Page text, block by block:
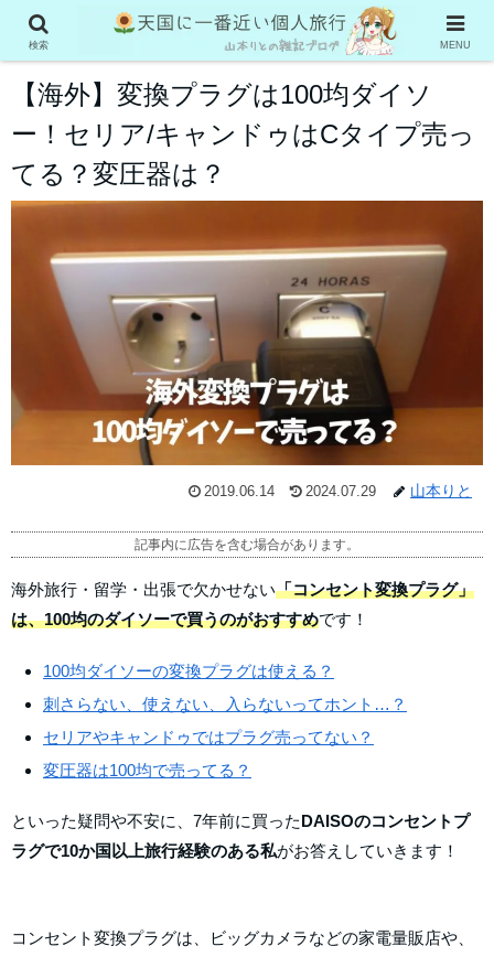
お役立ち情報
【海外】変換プラグは100均ダイソ
ー！セリア/キャンドゥはCタイプ売っ
てる？変圧器は？
2019.06.14 2024.07.29 山本りと
記事内に広告を含む場合があります。
海外旅行・留学・出張で欠かせない「コンセント変換プラグ」
は、100均のダイソーで買うのがおすすめです！
100均ダイソーの変換プラグは使える？
刺さらない、使えない、入らないってホント…？
セリアやキャンドゥではプラグ売ってない？
変圧器は100均で売ってる？
といった疑問や不安に、7年前に買ったDAISOのコンセントプ
ラグで10か国以上旅行経験のある私がお答えしていきます！
コンセント変換プラグは、ビッグカメラなどの家電量販店や、
検索 MENU